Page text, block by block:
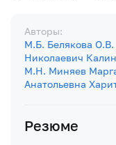
Авторы:
М.Б. Белякова О.В.
Николаевич
М.Н. Миняев
Анатольевна
Резюме